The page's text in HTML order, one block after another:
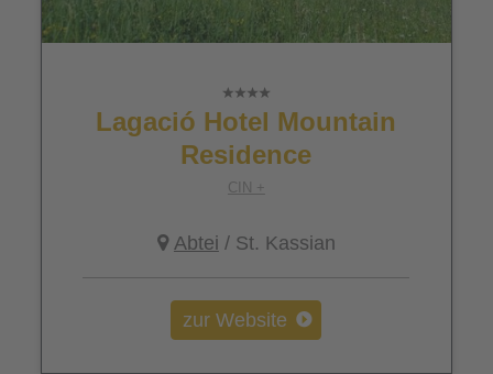
Lagació Hotel Mountain
Residence
CIN +
Abtei / St. Kassian
zur Website